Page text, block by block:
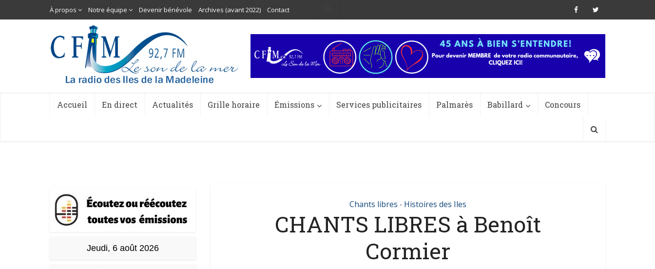
À propos Notre équipe Devenir bénévole Archives (avant 2022) Contact
Accueil En direct Actualités Grille horaire Émissions Services publicitaires Palmarès Babillard Concours
Jeudi, 6 août 2026
Chants libres • Histoires des Iles
CHANTS LIBRES à Benoît
Cormier